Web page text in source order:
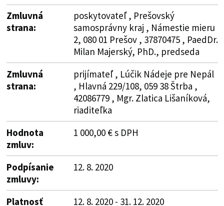
Zmluvná
strana:
poskytovateľ , Prešovský
samosprávny kraj , Námestie mieru
2, 080 01 Prešov , 37870475 , PaedDr.
Milan Majerský, PhD., predseda
Zmluvná
strana:
prijímateľ , Lúčik Nádeje pre Nepál
, Hlavná 229/108, 059 38 Štrba ,
42086779 , Mgr. Zlatica Lišaníková,
riaditeľka
Hodnota
zmluv:
1 000,00 € s DPH
Podpísanie
zmluvy:
12. 8. 2020
Platnosť
12. 8. 2020 - 31. 12. 2020